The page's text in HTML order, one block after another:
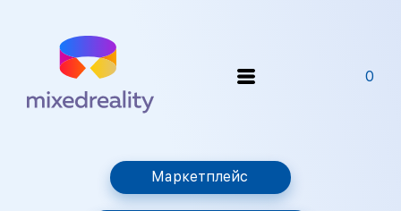
0
Маркетплейс